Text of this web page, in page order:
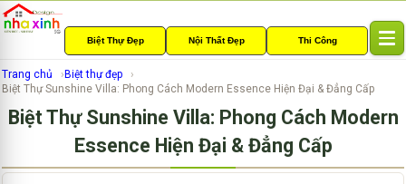
Biệt Thự Đẹp Nội Thất Đẹp Thi Công
g
g
a
Trang chủ
Biệt thự đẹp
Biệt Thự Sunshine Villa: Phong Cách Modern Essence Hiện Đại & Đẳng Cấp
Biệt Thự Sunshine Villa: Phong Cách Modern
Essence Hiện Đại & Đẳng Cấp